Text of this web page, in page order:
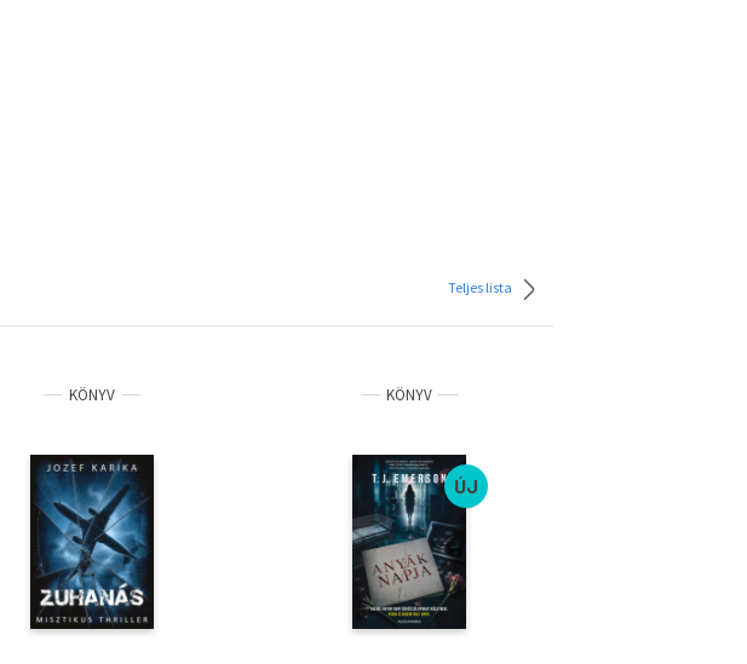
Teljes lista
KÖNYV KÖNYV
ÚJ